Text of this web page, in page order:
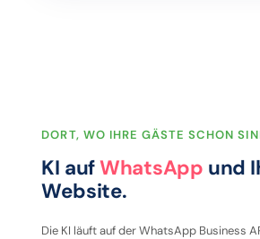
DORT, WO IHRE GÄSTE SCHON
KI aufWhatsApp und
Website.
Die KI läuft auf der WhatsApp Business